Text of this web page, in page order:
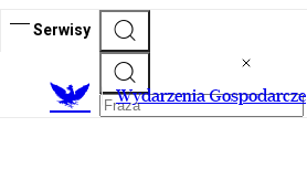
Serwisy
Wydarzenia Gospodarcze